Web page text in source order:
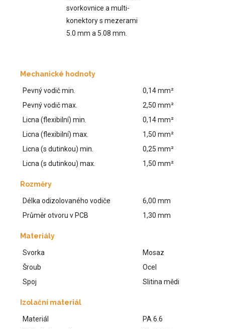
svorkovnice a multi-
konektory s mezerami
5.0 mm a 5.08 mm.
Mechanické hodnoty
Pevný vodič min.
0,14 mm²
Pevný vodič max.
2,50 mm²
Licna (flexibilní) min.
0,14 mm²
Licna (flexibilní) max.
1,50 mm²
Licna (s dutinkou) min.
0,25 mm²
Licna (s dutinkou) max.
1,50 mm²
Rozměry
Délka odizolovaného vodiče
6,00 mm
Průměr otvoru v PCB
1,30 mm
Materiály
Svorka
Mosaz
Šroub
Ocel
Spoj
Slitina mědi
Izolační materiál
Materiál
PA 6.6